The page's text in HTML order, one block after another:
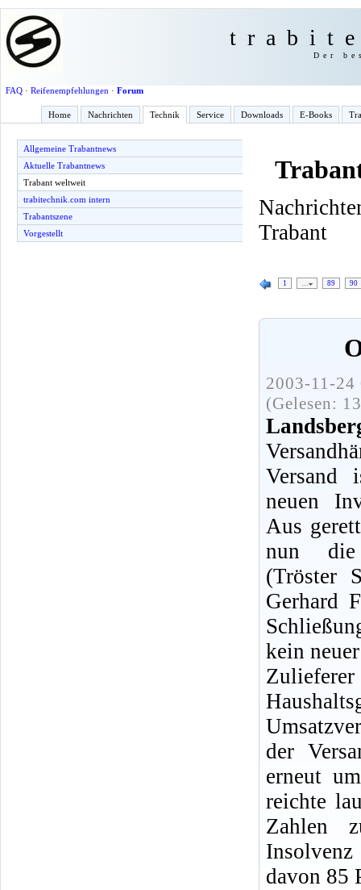
Der
FAQ· Reifenempfehlungen · Forum
Home Nachrichten Technik Service Downloads E-Books
Allgemeine Trabantnews
Aktuelle Trabantnews
Trabant weltweit
trabitechnik.com intern
Trabantszene
Vorgestellt
Trabant
1 89 90
2003-11-
(Gelesen:
Versand
neuen
Aus
nun die
(Tröster
Gerhard
kein
der
erneut
reichte
Zahlen
davon 85